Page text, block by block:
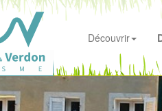
Découvrir